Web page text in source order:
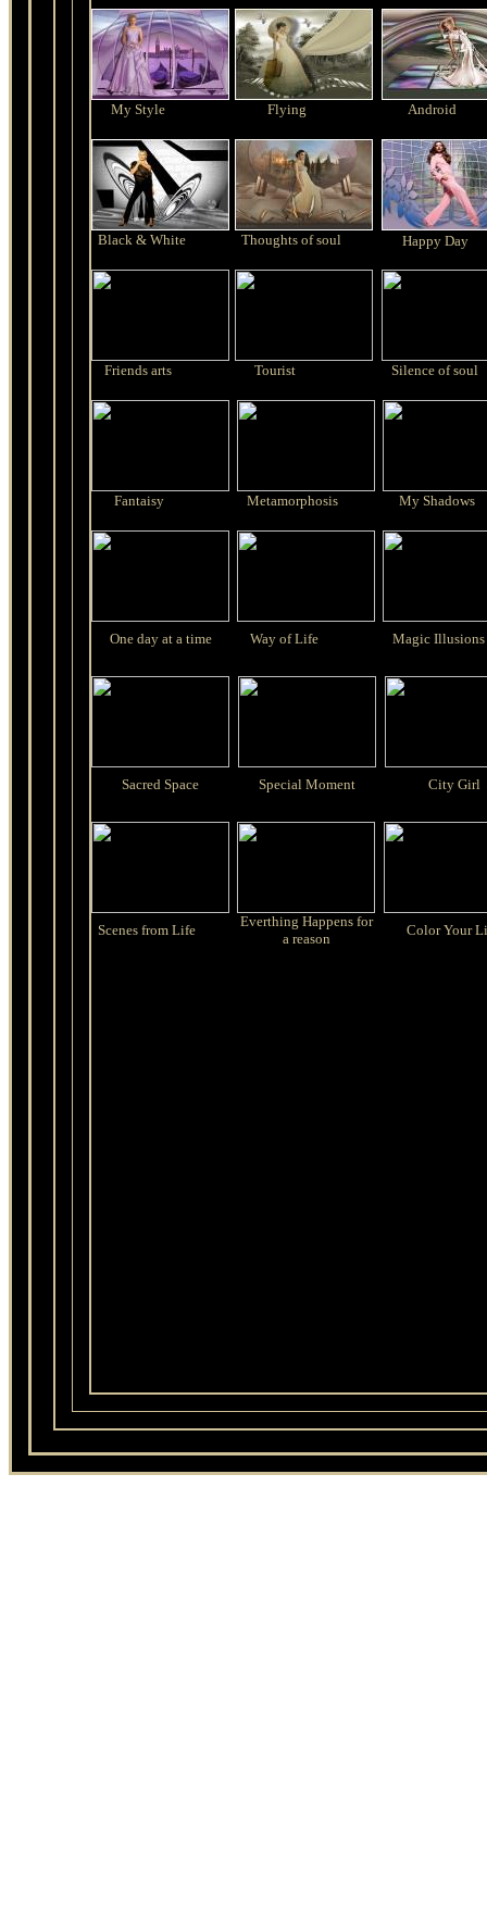
My Style Flying Android
Black & White Thoughts of soul Happy Day
Friends arts Tourist Silence of soul
Fantaisy Metamorphosis My Shadows
One day at a time Way of Life Magic Illusions
Sacred Space Special Moment City Girl
Scenes from Life
Everthing Happens for
a reason
Color Your